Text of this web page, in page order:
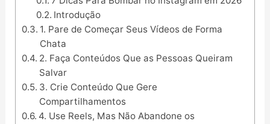
Introdução
1. Pare de Começar Seus Vídeos de Forma
Chata
2. Faça Conteúdos Que as Pessoas Queiram
Salvar
3. Crie Conteúdo Que Gere
Compartilhamentos
4. Use Reels, Mas Não Abandone os